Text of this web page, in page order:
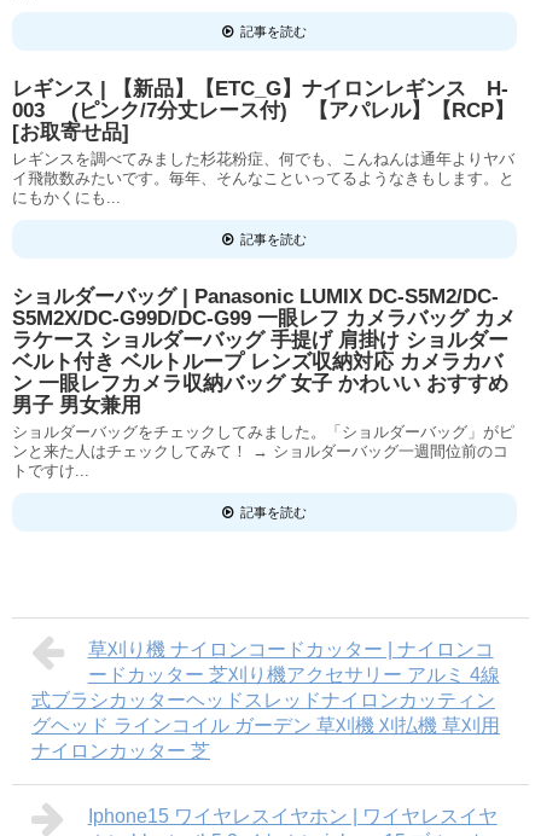
記事を読む
レギンス | 【新品】【ETC_G】ナイロンレギンス H-
003 (ピンク/7分丈レース付) 【アパレル】【RCP】
[お取寄せ品]
レギンスを調べてみました杉花粉症、何でも、こんねんは通年よりヤバ
イ飛散数みたいです。毎年、そんなこといってるようなきもします。と
にもかくにも...
記事を読む
ショルダーバッグ | Panasonic LUMIX DC-S5M2/DC-
S5M2X/DC-G99D/DC-G99 一眼レフ カメラバッグ カメ
ラケース ショルダーバッグ 手提げ 肩掛け ショルダー
ベルト付き ベルトループ レンズ収納対応 カメラカバ
ン 一眼レフカメラ収納バッグ 女子 かわいい おすすめ
男子 男女兼用
ショルダーバッグをチェックしてみました。「ショルダーバッグ」がピ
ンと来た人はチェックしてみて！ → ショルダーバッグ一週間位前のコ
トですけ...
記事を読む
草刈り機 ナイロンコードカッター | ナイロンコ
ードカッター 芝刈り機アクセサリー アルミ 4線
式ブラシカッターヘッドスレッドナイロンカッティン
グヘッド ラインコイル ガーデン 草刈機 刈払機 草刈用
ナイロンカッター 芝
Iphone15 ワイヤレスイヤホン | ワイヤレスイヤ